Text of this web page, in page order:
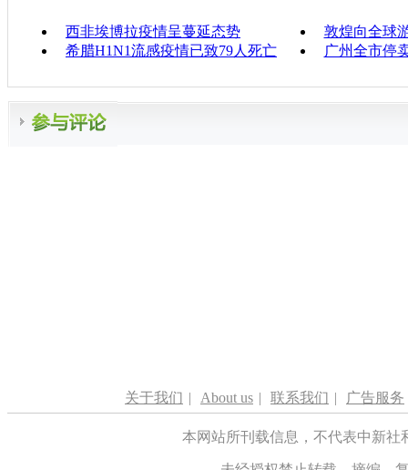
西非埃博拉疫情呈蔓延态势
敦煌向全球
希腊H1N1流感疫情已致79人死亡
广州全市停
关于我们 | About us | 联系我们 | 广告服务
本网站所刊载信息，不代表中新